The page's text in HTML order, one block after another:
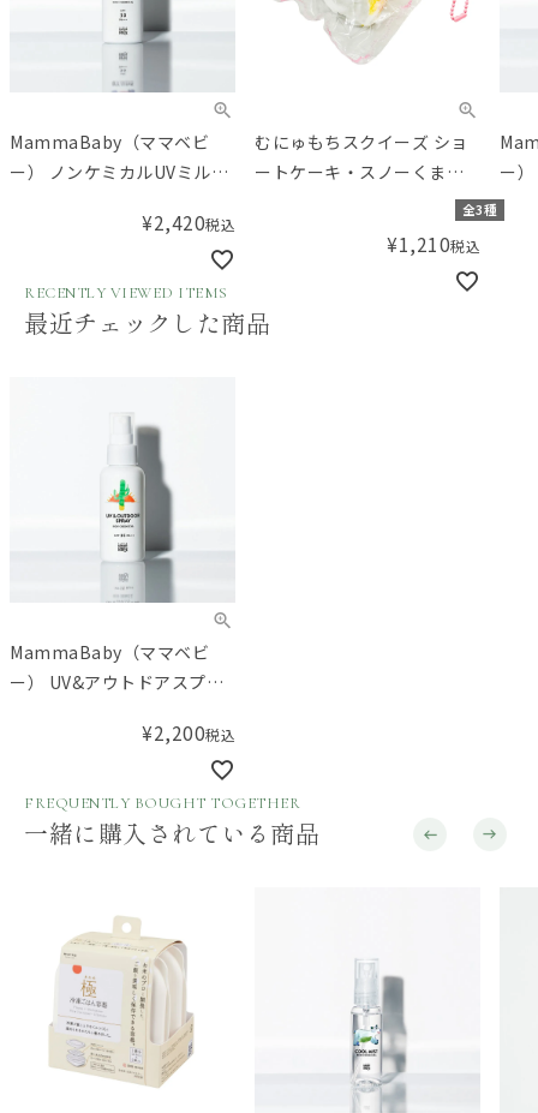
MammaBaby（ママベビ
ー） ノンケミカルUVミルク
¥2,420税込
むにゅもちスクイーズ ショ
ートケーキ・スノーくま・
全3種
¥1,210税込
ー
RECENTLY VIEWED ITEMS
最近チェックした商品
MammaBaby（ママベビ
ー） UV&アウトドアスプレ
¥2,200税込
FREQUENTLY BOUGHT TOGETHER
一緒に購入されている商品